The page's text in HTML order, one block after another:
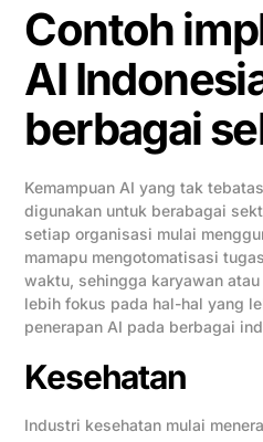
Contoh
AI
berbagai
Kemampuan AI yang tak
digunakan untuk berabagai
setiap organisasi mulai
mamapu mengotomatisasi
waktu, sehingga karyawan
lebih fokus pada hal-hal yang
penerapan AI pada berbagai
Kesehatan
Industri kesehatan mulai